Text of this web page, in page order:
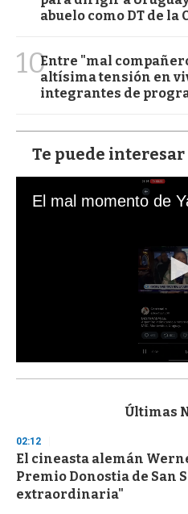
abuelo como DT de la
10Entre "mal
altísima tensión en
integrantes de
Te puede interesar
s
d
s
o
f
3
Últimas
02:12
El cineasta alemán
Premio Donostia de San
extraordinaria"